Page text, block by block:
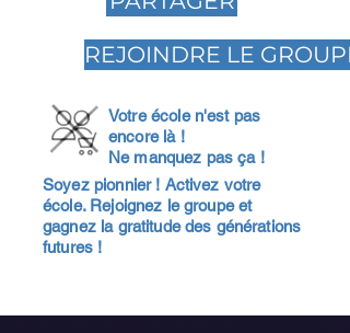
REJOINDRE LE GROUPE
Votre école n'est pas
encore là !
Ne manquez pas ça !
Soyez pionnier ! Activez votre
école. Rejoignez le groupe et
gagnez la gratitude des générations
futures !